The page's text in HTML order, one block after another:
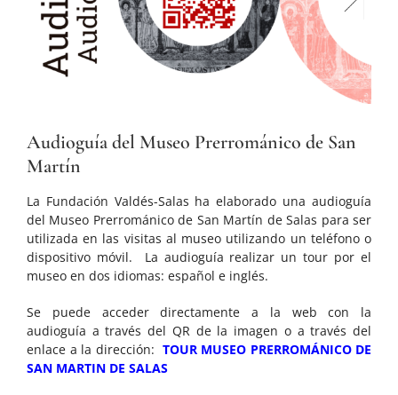
Audioguía del Museo Prerrománico de San
Martín
La Fundación Valdés-Salas ha elaborado una audioguía
del Museo Prerrománico de San Martín de Salas para ser
utilizada en las visitas al museo utilizando un teléfono o
dispositivo móvil. La audioguía realizar un tour por el
museo en dos idiomas: español e inglés.
Se puede acceder directamente a la web con la
audioguía a través del QR de la imagen o a través del
enlace a la dirección: TOUR MUSEO PRERROMÁNICO DE
SAN MARTIN DE SALAS